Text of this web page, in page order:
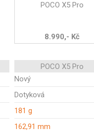
POCO X5 Pro
8.990,- Kč
POCO X5 Pro
Nový
Dotyková
181 g
162,91 mm